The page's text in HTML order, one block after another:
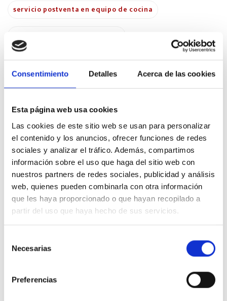
Consentimiento Detalles Acerca de las cookies
Esta página web usa cookies
Las cookies de este sitio web se usan para personalizar
el contenido y los anuncios, ofrecer funciones de redes
sociales y analizar el tráfico. Además, compartimos
información sobre el uso que haga del sitio web con
nuestros partners de redes sociales, publicidad y análisis
web, quienes pueden combinarla con otra información
que les haya proporcionado o que hayan recopilado a
partir del uso que haya hecho de sus servicios.
Necesarias
Preferencias
servicio postventa en equipo de cocina
Por:Foodsat
ARTÍCULOS
RELACIONADOS
DE NUESTRO BLOG
Nuestro blog pretende ser un lugar donde encontrar información
relevante y veraz sobre equipamiento y maquinaria industrial, que
aporte mucho valor para el sector de la hostelería y la alimentación
en clave de novedades, tendencias, eficiencia energética, consejos
de uso y mantenimiento de equipos, y negocio.